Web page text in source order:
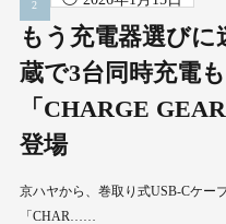
もう充電器選び
蔵で3台同時充電
「CHARGE
登場
京ハヤから、巻取り式USB-Cケー
「CHAR……